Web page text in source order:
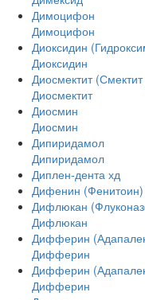
Димоцифон
Димоцифон
Диоксидин
Диоксидин
Диосмектит
Диосмектит
Диосмин
Диосмин
Дипиридамол
Дипиридамол
Диплен-дента хд
Дифенин (Фенитоин)
Дифлюкан
Дифлюкан
Дифферин
Дифферин
Дифферин
Дифферин